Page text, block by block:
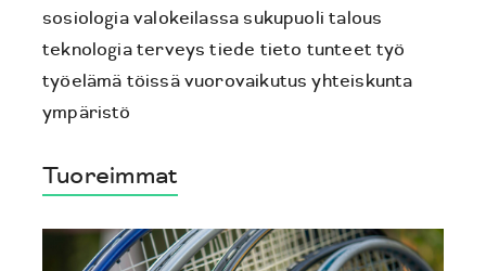
sosiologia valokeilassa sukupuoli talous
teknologiaterveys tiede tieto tunteet työ
työelämä töissä vuorovaikutus yhteiskunta
ympäristö
Tuoreimmat